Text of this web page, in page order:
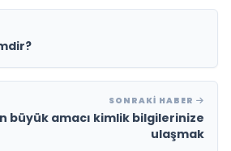
SONRAKI HABER
büyük amacı kimlik bilgilerinize
ulaşmak